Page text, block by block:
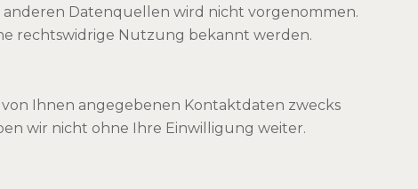
Datenquellen wird nicht vorgenommen.
rechtswidrige Nutzung bekannt werden.
Ihnen angegebenen Kontaktdaten zwecks
wir nicht ohne Ihre Einwilligung weiter.